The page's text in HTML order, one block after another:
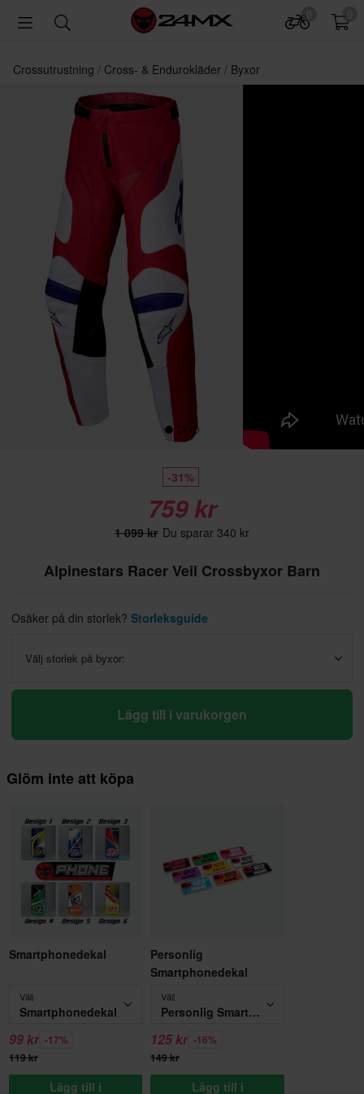
Crossutrustning Cross- & Endurokläder Byxor
-31%
759 kr
1 099 kr Du sparar 340 kr
Alpinestars Racer Veil Crossbyxor Barn
Osäker på din storlek? Storleksguide
Välj storlek på byxor:
Lägg till i varukorgen
Glöm inte att köpa
Smartphonedekal
Välj
Smartphonedekal
99 kr -17%
119 kr
Lägg till i
Personlig
Smartphonedekal
Välj
Personlig Smartphonedekal
125 kr -16%
149 kr
Lägg till i